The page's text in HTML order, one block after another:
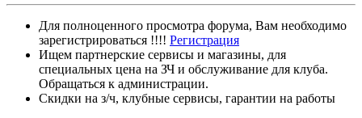
Для полноценного просмотра форума, Вам необходимо
зарегистрироваться !!!! Регистрация
Ищем партнерские сервисы и магазины, для
специальных цена на ЗЧ и обслуживание для клуба.
Обращаться к администрации.
Скидки на з/ч, клубные сервисы, гарантии на работы